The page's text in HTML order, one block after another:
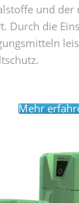
und der
Durch die
Mehr